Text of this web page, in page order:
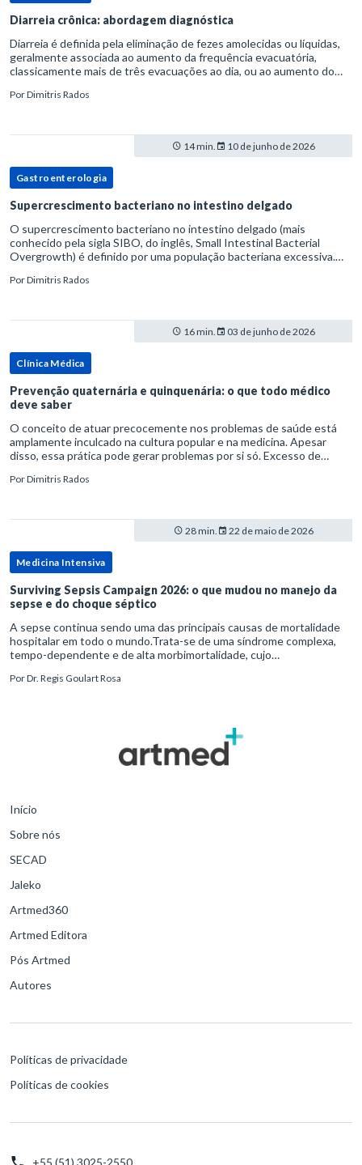
Diarreia crônica: abordagem diagnóstica
Diarreia é definida pela eliminação de fezes amolecidas ou líquidas,
geralmente associada ao aumento da frequência evacuatória,
classicamente mais de três evacuações ao dia, ou ao aumento do
PorDimitris Rados
14 min. 10 de junho de 2026
Gastroenterologia
Supercrescimento bacteriano no intestino delgado
O supercrescimento bacteriano no intestino delgado (mais
conhecido pela sigla SIBO, do inglês, Small Intestinal Bacterial
Overgrowth) é definido por uma população bacteriana excessiva.
PorDimitris Rados
16 min. 03 de junho de 2026
Clínica Médica
Prevenção quaternária e quinquenária: o que todo médico
deve saber
O conceito de atuar precocemente nos problemas de saúde está
amplamente inculcado na cultura popular e na medicina. Apesar
disso, essa prática pode gerar problemas por si só. Excesso de
PorDimitris Rados
28 min. 22 de maio de 2026
Medicina Intensiva
Surviving Sepsis Campaign 2026: o que mudou no manejo da
sepse e do choque séptico
A sepse continua sendo uma das principais causas de mortalidade
hospitalar em todo o mundo.Trata-se de uma síndrome complexa,
tempo-dependente e de alta morbimortalidade, cujo
para o desfe
PorDr. Regis Goulart Rosa
Início
Sobre nós
SECAD
Jaleko
Artmed360
Artmed Editora
Pós Artmed
Autores
Políticas de privacidade
Políticas de cookies
+55 (51) 3025-2550